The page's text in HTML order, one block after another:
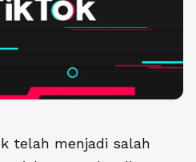
telah menjadi salah